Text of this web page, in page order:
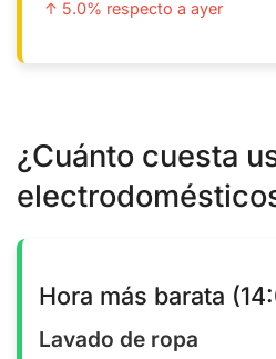
↑ 5.0% respecto a ayer
¿Cuánto cuesta
Hora más barata
Lavado de ropa